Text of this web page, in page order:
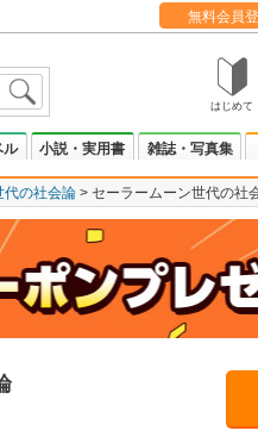
無料会員
はじめて
ル 小説・実用書 雑誌・写真集
代の社会論 セーラームーン世代の社